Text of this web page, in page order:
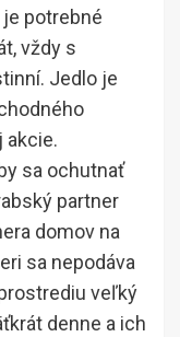
potrebné
vždy s
Jedlo je
akcie.
sa ochutnať
partner
domov na
sa nepodáva
veľký
denne a ich